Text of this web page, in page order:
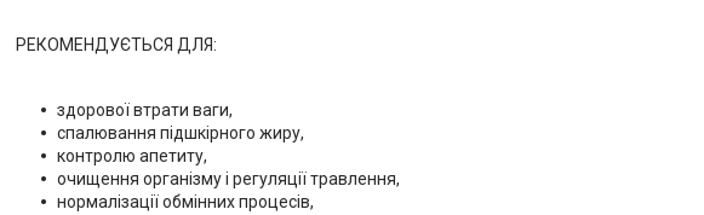
РЕКОМЕНДУЄТЬСЯ ДЛЯ:
здорової втрати ваги,
спалювання підшкірного жиру,
контролю апетиту,
очищення організму і регуляції травлення,
нормалізації обмінних процесів,